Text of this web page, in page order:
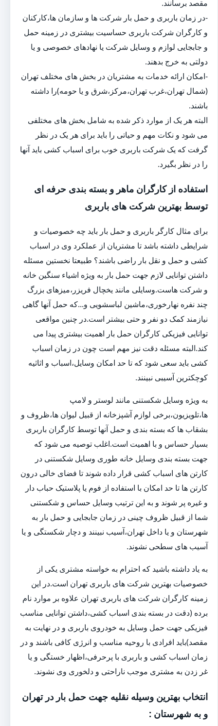
مقصد برسانند.
-در زمان باربری و حمل بار شرکت ها و سازمان ها،کارکنان
و کارگران شرکت باربری حساسیت بیشتری در زمینه حمل
و جابجایی لوازم و وسایل شرکت یا نهادهای خصوصی و یا
دولتی به خرج بدهند.
-امکان ارائه خدمات به مشتریان در بخش های مختلف تهران
(شمال تهران،غرب تهران،مرکز،شرق و یا حومه)را داشته
باشند.
البته هر یک از موارد ذکر شده به شامل بخش های مختلفی
می شود و نکات مهم و حیاتی را باید برای هر یک در نظر
گرفت که یک شرکت باربری خوب برای اسباب کشی باید آنها
را در نظر بگیرد.
استفاده از کارگران ماهر و بسته بندی حرفه ای
توسط بهترین شرکت های باربری
برای مثال کارگر باربری و حمل بار باید چه خصوصیات و
شرایطی داشته باشد تا مشتریان از عملکرد وی در اسباب
کشی و حمل و نقل بار راضی باشند؟ طبیعتا نخستین مسئله
داشتن توانایی لازم جهت حمل بار به ویژه اشیاء سنگین خانه
و شرکت هاست.وسایلی مانند یخچال فریزر،میزهای بزرگ
چند نفره نهارخوری،ماشین لباسشویی و...که حمل آنها گاهی
نیازمند کمک دو نفر و حتی بیشتر است.در چنین مواقعی
توانایی فیزیکی کارگران حمل بار اهمیت بیشتری پیدا می
کند.البته مسئله دقت نیز مهم است چون در زمان اسباب
کشی باید سعی شود که تا حد امکان وسایل،اسباب و اثاثیه
کوچکترین آسیبی نبینند.
به ویژه وسایل شکستنی مانند لوستر و لامپ
ها،تلویزیون،برخی لوازم آشپزخانه از قبیل لیوان ها،ظروف و
بشقاب ها که بسته بندی و حمل آنها توسط کارگران باربری
بسیار حساس و با اهمیت است.اغلب توصیه می شود که
جهت بسته بندی وسایل خانه طوری وسایل شکستنی در
کارتن های اسباب کشی قرار داده شوند تا فضای خالی درون
کارتن ها تا حد امکان با استفاده از فوم یا پلاستیک حباب دار
و غیره پر شوند و به این ترتیب وسایل حساس و شکستنی
شما از قبیل ظروف چینی در زمان جابجایی و حمل بار به
شهرستان و یا داخل تهران،آسیب نبینند و دچار شکستگی و یا
آسیب های سطحی نشوند.
به یاد داشته باشید که احترام به خواسته مشتری یکی از
خصوصیات بهترین شرکت های باربری تهران است.در این
زمینه کارگران شرکت های باربری تهران علاوه بر موارد نام
برده (دقت در بسته بندی اسباب کشی،داشتن توانایی مناسب
فیزیکی جهت حمل وسایل به خودروی باربری و در نهایت به
مقصد)باید افرادی با روحیه مناسب و انرژی کافی باشند و در
زمان اسباب کشی و باربری با پرحرفی،اظهار خستگی و یا
غر زدن به مشتری موجب ناراحتی و دلخوری وی نشوند.
انتخاب بهترین وسیله نقلیه جهت حمل بار در تهران
و به شهرستان :